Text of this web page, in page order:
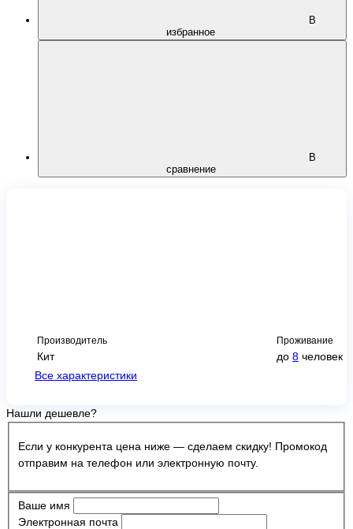
В
избранное
В
сравнение
Производитель
Кит
Проживание
до 8 человек
Все характеристики
Нашли дешевле?
Если у конкурента цена ниже — сделаем скидку! Промокод
отправим на телефон или электронную почту.
Ваше имя
Электронная почта